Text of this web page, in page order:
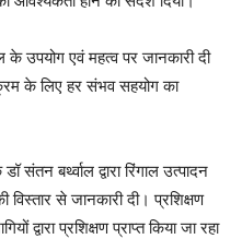
के उपयोग एवं महत्व पर जानकारी दी
के लिए हर संभव सहयोग का
बर्थ्वाल द्वारा रिंगाल उत्पादन
से जानकारी दी। प्रशिक्षण
द्वारा प्रशिक्षण प्राप्त किया जा रहा